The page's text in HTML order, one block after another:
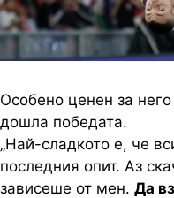
Особено ценен за
дошла победата.
„Най-сладкото е, че
последния опит. Аз
зависеше от мен. Да